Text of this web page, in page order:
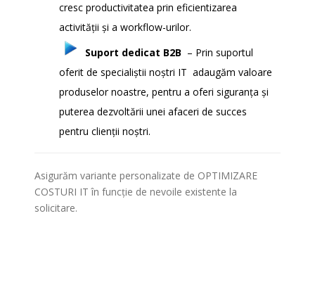
cresc productivitatea prin eficientizarea
activității și a workflow-urilor.
Suport dedicat B2B – Prin suportul
oferit de specialiștii noștri IT adaugăm valoare
produselor noastre, pentru a oferi siguranța și
puterea dezvoltării unei afaceri de succes
pentru clienții noștri.
Asigurăm variante personalizate de OPTIMIZARE
COSTURI IT în funcție de nevoile existente la
solicitare.